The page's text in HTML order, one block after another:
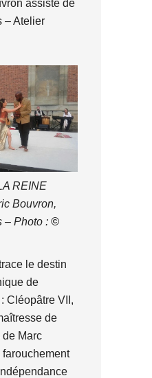
assisté de
– Atelier
REINE
Bouvron,
– Photo : ©
le destin
de
Cléopâtre VII,
de
Marc